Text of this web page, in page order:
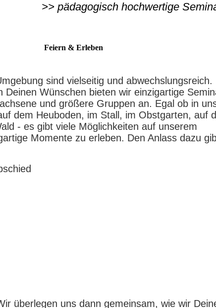
>> pädagogisch hochwertige
Feiern & Erleben
sind vielseitig und abwechslungsreich.
Deinen Wünschen bieten wir einzigartige
und größere Gruppen an. Egal ob in
dem Heuboden, im Stall, im Obstgarten, auf
- es gibt viele Möglichkeiten auf unserem
Momente zu erleben. Den Anlass dazu
überlegen uns dann gemeinsam, wie wir